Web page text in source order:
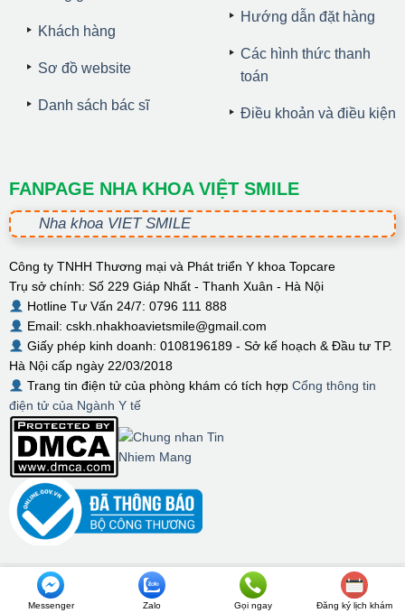
Khách hàng
Sơ đồ website
Danh sách bác sĩ
Hướng dẫn đặt hàng
Các hình thức thanh
toán
Điều khoản và điều kiện
FANPAGE NHA KHOA VIỆT SMILE
Nha khoa VIET SMILE
Công ty TNHH Thương mại và Phát triển Y khoa Topcare
Trụ sở chính: Số 229 Giáp Nhất - Thanh Xuân - Hà Nội
Hotline Tư Vấn 24/7: 0796 111 888
Email: cskh.nhakhoavietsmile@gmail.com
Giấy phép kinh doanh: 0108196189 - Sở kế hoạch & Đầu tư TP.
Hà Nội cấp ngày 22/03/2018
Trang tin điện tử của phòng khám có tích hợp Cổng thông tin
điện tử của Ngành Y tế
© Bản quyền thuộc về VIET SMILE
Messenger Zalo Gọi ngay Đăng ký lịch khám